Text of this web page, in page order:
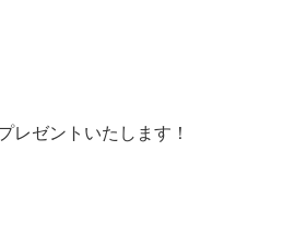
レゼントいたします！